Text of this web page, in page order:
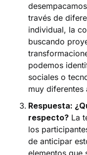
través de
individual, la
buscando
podemos
sociales o
muy diferentes
Respuesta:
respecto? La
los
de anticipar